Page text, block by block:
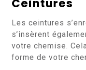
Ceintures
Les ceintures
s’insèrent
votre chemise.
forme de votre